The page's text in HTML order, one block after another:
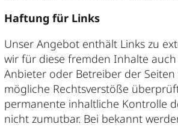
Haftung für Links
Unser Angebot enthält Links zu
wir für diese fremden Inhalte
Anbieter oder Betreiber der
mögliche Rechtsverstöße
permanente inhaltliche Kontrolle
nicht zumutbar. Bei bekannt